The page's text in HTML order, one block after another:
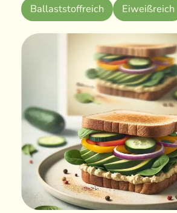
Ballaststoffreich
Eiweißreich